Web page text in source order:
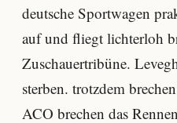
deutsche Sportwagen
auf und fliegt lichterloh
Zuschauertribüne.
sterben. trotzdem
ACO brechen das